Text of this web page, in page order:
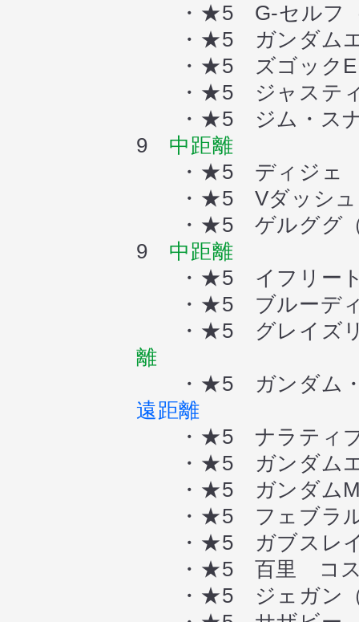
・★5 G-セルフ（
・★5 ガンダムエ
・★5 ズゴック
・★5 ジャステ
・★5 ジム・スナ
9 中距離
・★5 ディジェ
・★5 Vダッシュ
・★5 ゲルググ（
9 中距離
・★5 イフリート
・★5 ブルーディ
・★5 グレイズリ
離
・★5 ガンダム・
遠距離
・★5 ナラティブ
・★5 ガンダムエ
・★5 ガンダム
・★5 フェブラ
・★5 ガブスレ
・★5 百里 コ
・★5 ジェガン（